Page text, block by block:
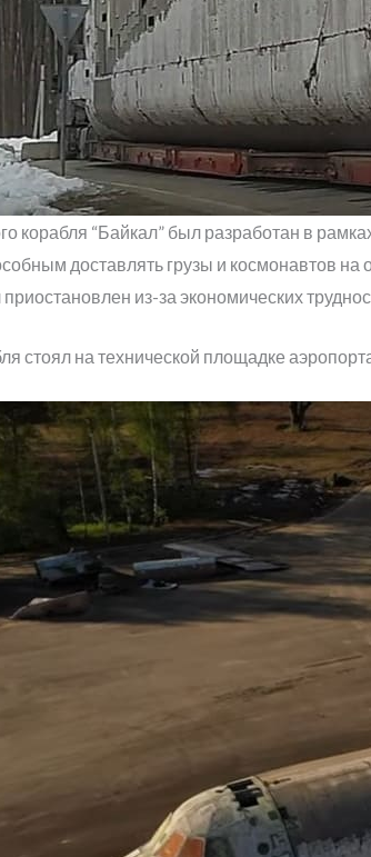
корабля “Байкал” был разработан в
доставлять грузы и космонавтов
из-за экономических
стоял на технической площадке